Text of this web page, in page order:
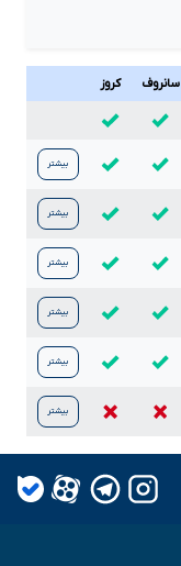
سانروف کروز
بیشتر
بیشتر
بیشتر
بیشتر
بیشتر
بیشتر